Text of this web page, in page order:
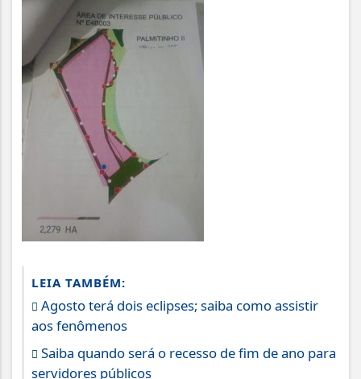
LEIA TAMBÉM:
Agosto terá dois eclipses; saiba como assistir
aos fenômenos
Saiba quando será o recesso de fim de ano para
servidores públicos